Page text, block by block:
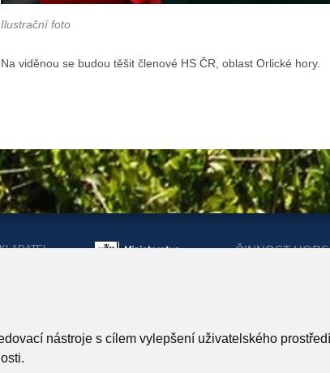
nástroje s cílem vylepšení uživatelského
Ilustrační foto
Na viděnou se budou těšit členové HS ČR, oblast Orlické hory.
ČINNOST
HORSKÉ SLUŽBY